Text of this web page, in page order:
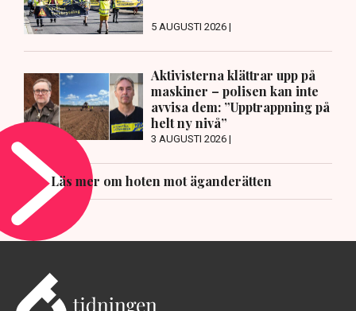
5 AUGUSTI 2026 |
Aktivisterna klättrar upp på
maskiner – polisen kan inte
avvisa dem: ”Upptrappning på
helt ny nivå”
3 AUGUSTI 2026 |
Läs mer om hoten mot äganderätten